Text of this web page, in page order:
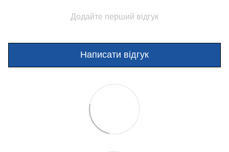
Додайте перший відгук
Написати відгук